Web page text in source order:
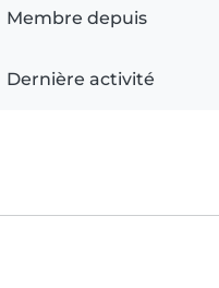
Membre depuis
Dernière activité